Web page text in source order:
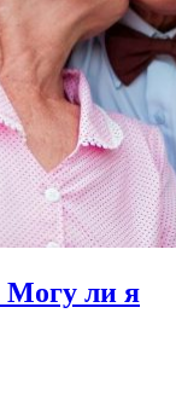
Могу ли я